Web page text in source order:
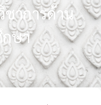
าการด้าน
กษา